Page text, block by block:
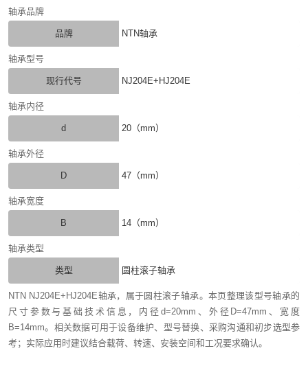
轴承品牌
品牌 NTN轴承
轴承型号
现行代号 NJ204E+HJ204E
轴承内径
d 20（mm）
轴承外径
D 47（mm）
轴承宽度
B 14（mm）
轴承类型
类型 圆柱滚子轴承
NTN NJ204E+HJ204E轴承，属于圆柱滚子轴承。本页整理该型号轴承的
尺寸参数与基础技术信息，内径d=20mm、外径D=47mm、宽度
B=14mm。相关数据可用于设备维护、型号替换、采购沟通和初步选型参
考；实际应用时建议结合载荷、转速、安装空间和工况要求确认。